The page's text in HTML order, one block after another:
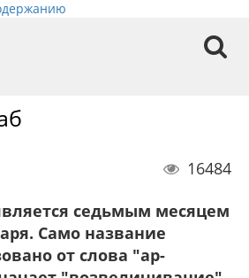
16484
седьмым месяцем
Само название
от слова "ар-